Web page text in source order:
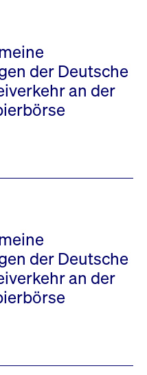
der Deutsche
an der
der Deutsche
an der